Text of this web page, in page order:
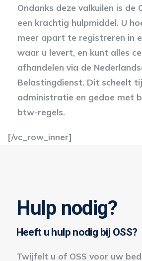
Ondanks deze valkuilen is de
een krachtig hulpmiddel. U
meer apart te registreren in
waar u levert, en kunt alles
afhandelen via de
Belastingdienst. Dit scheelt
administratie en gedoe met
btw-regels.
[/vc_row_inner]
Hulp nodig?
Heeft u hulp nodig bij OSS?
Twijfelt u of OSS voor uw